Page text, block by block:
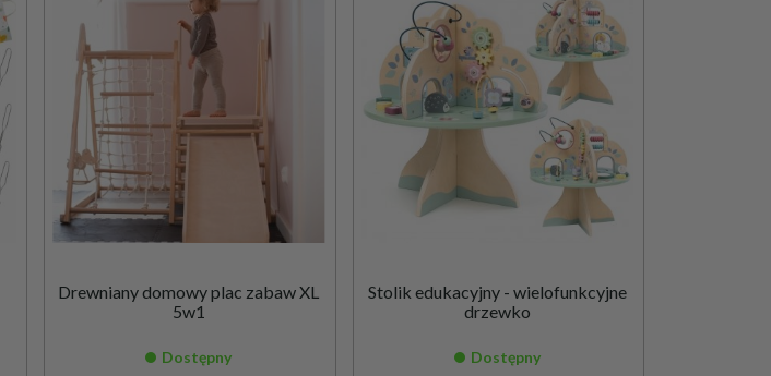
Drewniany domowy plac zabaw XL
5w1
Dostępny
Stolik edukacyjny - wielofunkcyjne
drzewko
Dostępny